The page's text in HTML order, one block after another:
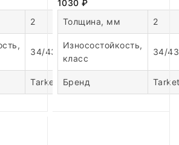
2
34/43
Tarkett
1030 ₽
Толщина, мм
2
Износостойкость,
класс
34/43
Бренд